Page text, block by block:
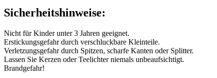
Sicherheitshinweise:
Nicht für Kinder unter 3 Jahren geeignet.
Erstickungsgefahr durch verschluckbare Kleinteile.
Verletzungsgefahr durch Spitzen, scharfe Kanten oder Splitter.
Lassen Sie Kerzen oder Teelichter niemals unbeaufsichtigt.
Brandgefahr!